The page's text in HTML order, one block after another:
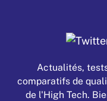
Actualités,
comparatifs de
de l'High Tech.